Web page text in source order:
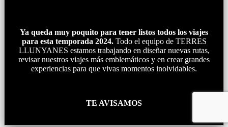
Ya queda muy poquito para tener listos todos los viajes
para esta temporada 2024.Todo el equipo de TERRES
LLUNYANES estamos trabajando en diseñar nuevas rutas,
revisar nuestros viajes más emblemáticos y en crear grandes
experiencias para que vivas momentos inolvidables.
TE AVISAMOS